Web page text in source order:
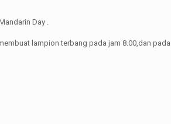
Day .
lampion terbang pada jam 8.00,dan